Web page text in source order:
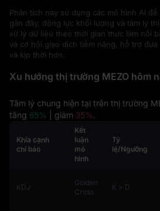
Phân tích này sử dụng các mô hình AI
gần đây, động lực khối lượng và tâm lý
xử lý dữ liệu theo thời gian thực làm nổi
và cơ hội giao dịch tiềm năng, hỗ trợ
và kịp thời hơn.
Xu hướng thị trường MEZO hôm
Tâm lý chung hiện tại trên thị trường
tăng 65% | giảm 35%.
Khía cạnh
chỉ báo
Kết
luận
mô
hình
Tỷ
lệ/Ngưỡng
KDJ
Golden
Cross
K > D